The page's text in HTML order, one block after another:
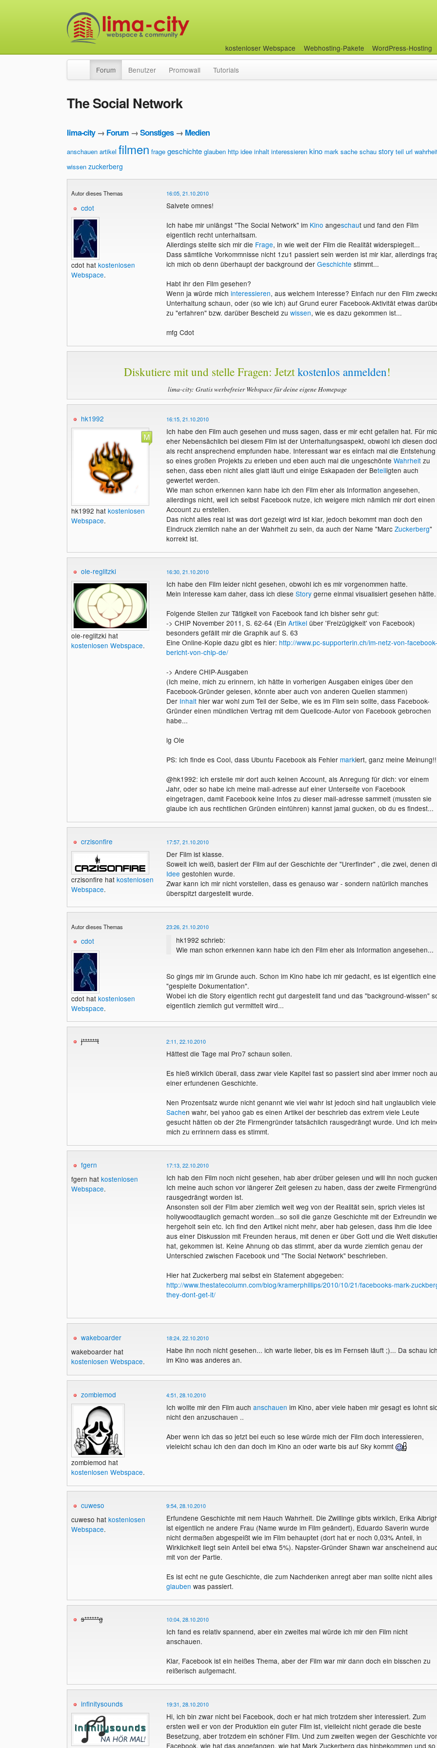
kostenloser Webspace Webhosting-Pakete WordPress-Hosting
Forum Benutzer Promowall Tutorials
The Social Network
lima-city→ Forum →Sonstiges→ Medien
anschauen artikel filmen frage geschichte glauben http idee inhalt interessieren kino mark sache schau story teil url
wissen zuckerberg
Autor dieses Themas
cdot
cdot hat kostenlosen
Webspace.
16:05, 21.10.2010
Salvete omnes!
Ich habe mir unlängst "The Social Network" im Kino angeschaut und fand den Film
eigentlich recht unterhaltsam.
Allerdings stellte sich mir die Frage, in wie weit der Film die Realität widerspiegelt...
Dass sämtliche Vorkommnisse nicht 1zu1 passiert sein werden ist mir klar, allerdings
ich mich ob denn überhaupt der background der Geschichte stimmt...
Habt ihr den Film gesehen?
Wenn ja würde mich interessieren, aus welchem Interesse? Einfach nur den Film
Unterhaltung schaun, oder (so wie ich) auf Grund eurer Facebook-Aktivität etwas
zu "erfahren" bzw. darüber Bescheid zu wissen, wie es dazu gekommen ist...
mfg Cdot
Diskutiere mit und stelle Fragen: Jetztkostenlos anmelden!
lima-city: Gratis werbefreier Webspace für deine eigene Homepage
hk1992
hk1992 hat kostenlosen
Webspace.
16:15, 21.10.2010
Ich habe den Film auch gesehen und muss sagen, dass er mir echt gefallen hat. Für
eher Nebensächlich bei diesem Film ist der Unterhaltungsaspekt, obwohl ich diesen
als recht ansprechend empfunden habe. Interessant war es einfach mal die Entstehung
so eines großen Projekts zu erleben und eben auch mal die ungeschönte Wahrheitzu
sehen, dass eben nicht alles glatt läuft und einige Eskapaden der Beteiligten auch
gewertet werden.
Wie man schon erkennen kann habe ich den Film eher als Information angesehen,
allerdings nicht, weil ich selbst Facebook nutze, ich weigere mich nämlich mir dort einen
Account zu erstellen.
Das nicht alles real ist was dort gezeigt wird ist klar, jedoch bekommt man doch den
Eindruck ziemlich nahe an der Wahrheit zu sein, da auch der Name "Marc Zuckerberg"
korrekt ist.
ole-reglitzki
ole-reglitzki hat
kostenlosen Webspace.
16:30, 21.10.2010
Ich habe den Film leider nicht gesehen, obwohl ich es mir vorgenommen hatte.
Mein Interesse kam daher, dass ich diese Storygerne einmal visualisiert gesehen hätte.
Folgende Stellen zur Tätigkeit von Facebook fand ich bisher sehr gut:
-> CHIP November 2011, S. 62-64 (Ein Artikel über 'Freizügigkeit' von Facebook)
besonders gefällt mir die Graphik auf S. 63
Eine Online-Kopie dazu gibt es hier: http://www.pc-supporterin.ch/im-netz-von-facebook-
bericht-von-chip-de/
-> Andere CHIP-Ausgaben
(Ich meine, mich zu erinnern, ich hätte in vorherigen Ausgaben einiges über den
Facebook-Gründer gelesen, könnte aber auch von anderen Quellen stammen)
Der Inhalthier war wohl zum Teil der Selbe, wie es im Film sein sollte, dass Facebook-
Gründer einen mündlichen Vertrag mit dem Quellcode-Autor von Facebook gebrochen
habe...
lg Ole
PS: Ich finde es Cool, dass Ubuntu Facebook als Fehler markiert, ganz meine
@hk1992: ich erstelle mir dort auch keinen Account, als Anregung für dich: vor einem
Jahr, oder so habe ich meine mail-adresse auf einer Unterseite von Facebook
eingetragen, damit Facebook keine Infos zu dieser mail-adresse sammelt (mussten sie
glaube ich aus rechtlichen Gründen einführen) kannst jamal gucken, ob du es findest...
crzisonfire
crzisonfire hat kostenlosen
Webspace.
17:57, 21.10.2010
Der Film ist klasse.
Soweit ich weiß, basiert der Film auf der Geschichte der "Urerfinder" , die zwei, denen
Idee gestohlen wurde.
Zwar kann ich mir nicht vorstellen, dass es genauso war - sondern natürlich manches
überspitzt dargestellt wurde.
Autor dieses Themas
cdot
cdot hat kostenlosen
Webspace.
23:26, 21.10.2010
hk1992 schrieb:
Wie man schon erkennen kann habe ich den Film eher als Information angesehen...
So gings mir im Grunde auch. Schon im Kino habe ich mir gedacht, es ist eigentlich eine
"gespielte Dokumentation".
Wobei ich die Story eigentlich recht gut dargestellt fand und das "background-wissen"
eigentlich ziemlich gut vermittelt wird...
j******t 2:11, 22.10.2010
Hättest die Tage mal Pro7 schaun sollen.
Es hieß wirklich überall, dass zwar viele Kapitel fast so passiert sind aber immer noch
einer erfundenen Geschichte.
Nen Prozentsatz wurde nicht genannt wie viel wahr ist jedoch sind halt unglaublich viele
Sachen wahr, bei yahoo gab es einen Artikel der beschrieb das extrem viele Leute
gesucht hätten ob der 2te Firmengründer tatsächlich rausgedrängt wurde. Und ich
mich zu errinnern dass es stimmt.
fgern
fgern hat kostenlosen
Webspace.
17:13, 22.10.2010
Ich hab den Film noch nicht gesehen, hab aber drüber gelesen und will ihn noch
Ich meine auch schon vor längerer Zeit gelesen zu haben, dass der zweite
rausgedrängt worden ist.
Ansonsten soll der Film aber ziemlich weit weg von der Realität sein, sprich vieles ist
hollywoodtauglich gemacht worden...so soll die ganze Geschichte mit der Exfreundin
hergeholt sein etc. Ich find den Artikel nicht mehr, aber hab gelesen, dass ihm die Idee
aus einer Diskussion mit Freunden heraus, mit denen er über Gott und die Welt
hat, gekommen ist. Keine Ahnung ob das stimmt, aber da wurde ziemlich genau der
Unterschied zwischen Facebook und "The Social Network" beschrieben.
Hier hat Zuckerberg mal selbst ein Statement abgegeben:
http://www.thestatecolumn.com/blog/kramerphillips/2010/10/21/facebooks-mark-
they-dont-get-it/
wakeboarder
wakeboarder hat
kostenlosen Webspace.
18:24, 22.10.2010
Habe ihn noch nicht gesehen... ich warte lieber, bis es im Fernseh läuft ;)... Da schau
im Kino was anderes an.
zombiemod
zombiemod hat
kostenlosen Webspace.
4:51, 28.10.2010
Ich wollte mir den Film auch anschauen im Kino, aber viele haben mir gesagt es lohnt
nicht den anzuschauen ..
Aber wenn ich das so jetzt bei euch so lese würde mich der Film doch interessieren,
vieleicht schau ich den dan doch im Kino an oder warte bis auf Sky kommt
cuweso
cuweso hat kostenlosen
Webspace.
9:54, 28.10.2010
Erfundene Geschichte mit nem Hauch Wahrheit. Die Zwillinge gibts wirklich, Erika
ist eigentlich ne andere Frau (Name wurde im Film geändert), Eduardo Saverin wurde
nicht dermaßen abgespeißt wie im Film behauptet (dort hat er noch 0,03% Anteil, in
Wirklichkeit liegt sein Anteil bei etwa 5%). Napster-Gründer Shawn war anscheinend
mit von der Partie.
Es ist echt ne gute Geschichte, die zum Nachdenken anregt aber man sollte nicht alles
glauben was passiert.
s******g 10:04, 28.10.2010
Ich fand es relativ spannend, aber ein zweites mal würde ich mir den Film nicht
anschauen.
Klar, Facebook ist ein heißes Thema, aber der Film war mir dann doch ein bisschen zu
reißerisch aufgemacht.
infinitysounds 19:31, 28.10.2010
Hi, ich bin zwar nicht bei Facebook, doch er hat mich trotzdem sher interessiert. Zum
ersten weil er von der Produktion ein guter Film ist, vielleicht nicht gerade die beste
Besetzung, aber trotzdem ein schöner Film. Und zum zweiten wegen der Geschichte
Facebook, wie hat das angefangen, wie hat Mark Zuckerberg das hinbekommen und so